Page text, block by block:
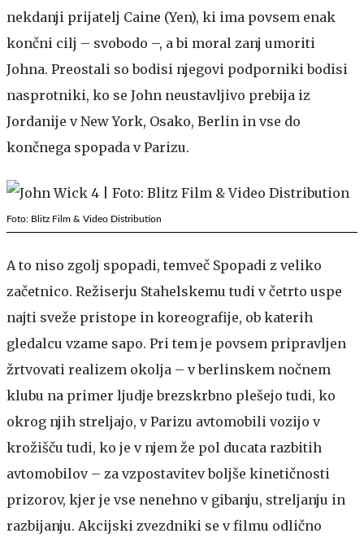
nekdanji prijatelj Caine (Yen), ki ima povsem enak
končni cilj – svobodo –, a bi moral zanj umoriti
Johna. Preostali so bodisi njegovi podporniki bodisi
nasprotniki, ko se John neustavljivo prebija iz
Jordanije v New York, Osako, Berlin in vse do
končnega spopada v Parizu.
Foto: Blitz Film & Video Distribution
A to niso zgolj spopadi, temveč Spopadi z veliko
začetnico. Režiserju Stahelskemu tudi v četrto uspe
najti sveže pristope in koreografije, ob katerih
gledalcu vzame sapo. Pri tem je povsem pripravljen
žrtvovati realizem okolja – v berlinskem nočnem
klubu na primer ljudje brezskrbno plešejo tudi, ko
okrog njih streljajo, v Parizu avtomobili vozijo v
krožišču tudi, ko je v njem že pol ducata razbitih
avtomobilov – za vzpostavitev boljše kinetičnosti
prizorov, kjer je vse nenehno v gibanju, streljanju in
razbijanju. Akcijski zvezdniki se v filmu odlično